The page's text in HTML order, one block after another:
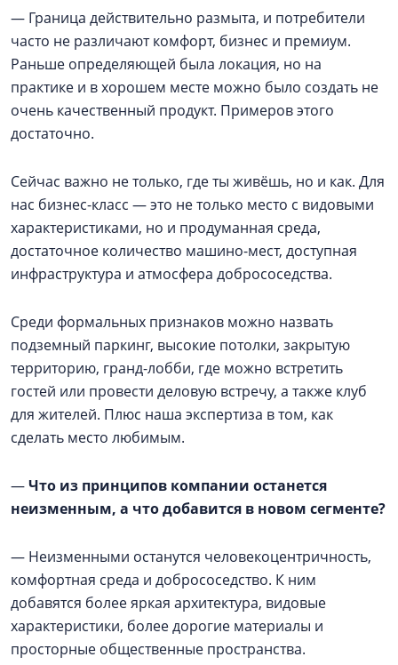
— Граница действительно размыта, и потребители
часто не различают комфорт, бизнес и премиум.
Раньше определяющей была локация, но на
практике и в хорошем месте можно было создать не
очень качественный продукт. Примеров этого
достаточно.
Сейчас важно не только, где ты живёшь, но и как. Для
нас бизнес-класс — это не только место с видовыми
характеристиками, но и продуманная среда,
достаточное количество машино-мест, доступная
инфраструктура и атмосфера добрососедства.
Среди формальных признаков можно назвать
подземный паркинг, высокие потолки, закрытую
территорию, гранд-лобби, где можно встретить
гостей или провести деловую встречу, а также клуб
для жителей. Плюс наша экспертиза в том, как
сделать место любимым.
—Что из принципов компании останется
неизменным, а что добавится в новом сегменте?
— Неизменными останутся человекоцентричность,
комфортная среда и добрососедство. К ним
добавятся более яркая архитектура, видовые
характеристики, более дорогие материалы и
просторные общественные пространства.